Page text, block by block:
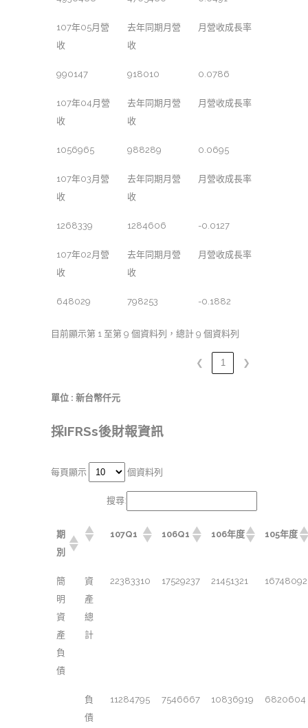
107年05月營
收
去年同期月營
收
月營收成長率
990147 918010 0.0786
107年04月營
收
去年同期月營
收
月營收成長率
1056965 988289 0.0695
107年03月營
收
去年同期月營
收
月營收成長率
1268339 1284606 -0.0127
107年02月營
收
去年同期月營
收
月營收成長率
648029 798253 -0.1882
目前顯示第 1 至第 9 個資料列，總計 9 個資料列
❮ 1 ❯
單位 : 新台幣仟元
採IFRSs後財報資訊
每頁顯示 個資料列
搜尋:
期
別
107Q1 106Q1 106年度 105年度
簡
明
資
產
負
債
資
產
總
計
22383310 17529237 21451321 16748092
負
債
11284795 7546667 10836919 6820604